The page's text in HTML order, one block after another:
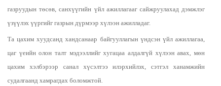
газруудын төсөв, санхүүгийн үйл ажиллагааг сайжруулахад дэмжлэг
үзүүлэх үүргийг газрын дүрмээр хүлээн ажилладаг.
Та цахим хуудсанд хандсанаар байгууллагын үндсэн үйл ажиллагаа,
цаг үеийн олон талт мэдээллийг хугацаа алдалгүй хүлээн авах, мөн
цахим хэлбэрээр санал хүсэлтээ илэрхийлэх, сэтгэл ханамжийн
судалгаанд хамрагдах боломжтой.